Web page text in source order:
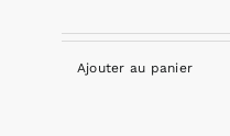
Ajouter au panier